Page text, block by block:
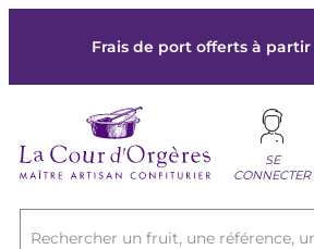
Frais de port offerts à
Rechercher un fruit, une référence,
SE
CONNECTER